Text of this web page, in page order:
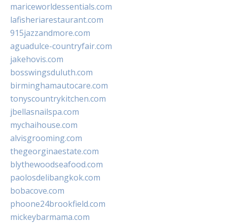
mariceworldessentials.com
lafisheriarestaurant.com
915jazzandmore.com
aguadulce-countryfair.com
jakehovis.com
bosswingsduluth.com
birminghamautocare.com
tonyscountrykitchen.com
jbellasnailspa.com
mychaihouse.com
alvisgrooming.com
thegeorginaestate.com
blythewoodseafood.com
paolosdelibangkok.com
bobacove.com
phoone24brookfield.com
mickeybarmama.com